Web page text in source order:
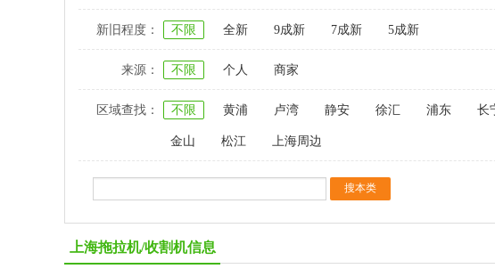
新旧程度： 不限 全新 9成新 7成新 5成新
来源： 不限 个人 商家
区域查找： 不限 黄浦 卢湾 静安 徐汇 浦东 长
金山 松江 上海周边
上海拖拉机/收割机信息